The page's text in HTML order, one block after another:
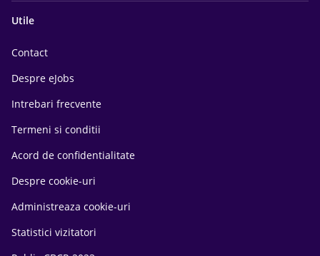
Utile
Contact
Despre eJobs
Intrebari frecvente
Termeni si conditii
Acord de confidentialitate
Despre cookie-uri
Administreaza cookie-uri
Statistici vizitatori